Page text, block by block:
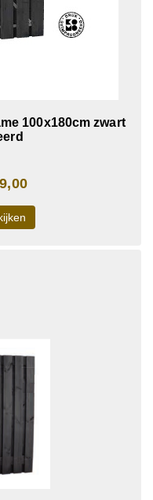
100x180cm zwart